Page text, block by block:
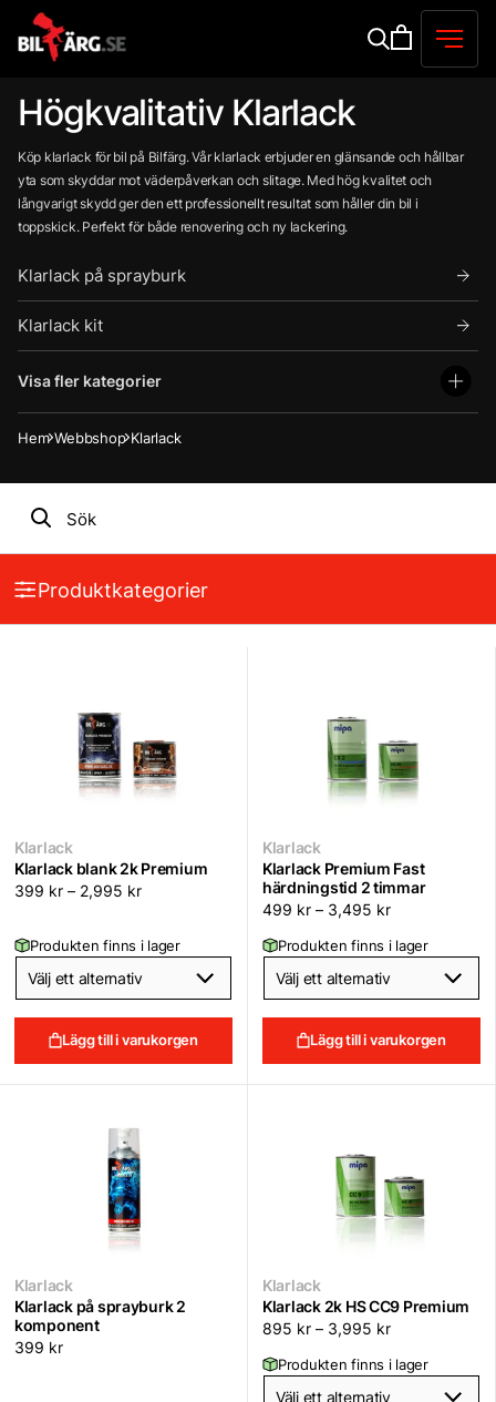
Högkvalitativ Klarlack
Köp klarlack för bil på Bilfärg. Vår klarlack erbjuder en glänsande och hållbar
yta som skyddar mot väderpåverkan och slitage. Med hög kvalitet och
långvarigt skydd ger den ett professionellt resultat som håller din bil i
toppskick. Perfekt för både renovering och ny lackering.
Klarlack på sprayburk
Klarlack kit
Visa fler kategorier
Hem Webbshop Klarlack
Produktkategorier
Klarlack
Klarlack blank 2k Premium
399 kr – 2,995 kr
Produkten finns i lager
Lägg till i varukorgen
Klarlack
Klarlack Premium Fast
härdningstid 2 timmar
499 kr – 3,495 kr
Produkten finns i lager
Lägg till i varukorgen
Klarlack
Klarlack på sprayburk 2
komponent
399 kr
Klarlack
Klarlack 2k HS CC9 Premium
895 kr – 3,995 kr
Produkten finns i lager